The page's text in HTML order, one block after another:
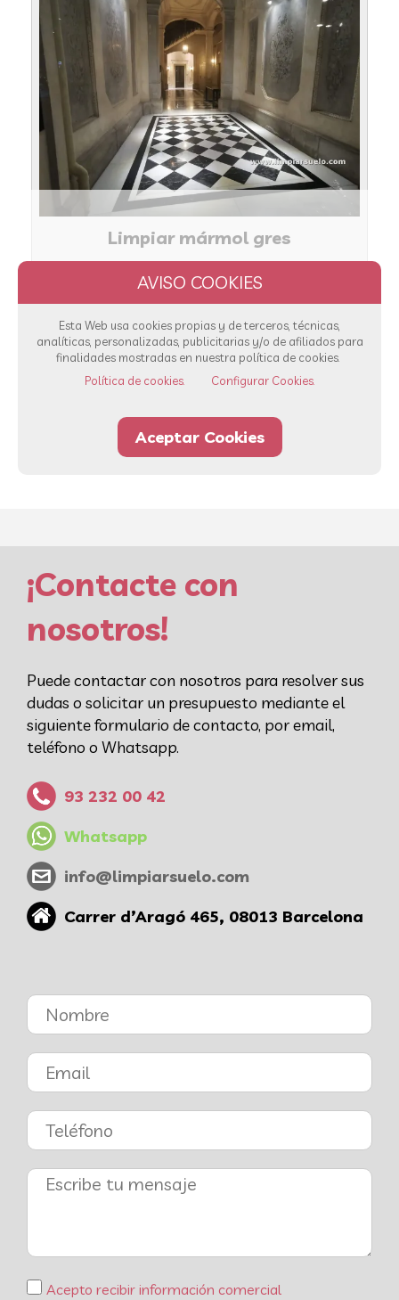
Limpiar mármol gres
Ver todos los servicios
93 232 00 42 Whatsapp
¡Contacte con
nosotros!
Puede contactar con nosotros para resolver sus
dudas o solicitar un presupuesto mediante el
siguiente formulario de contacto, por email,
teléfono o Whatsapp.
93 232 00 42
Whatsapp
info@limpiarsuelo.com
Carrer d’Aragó 465, 08013 Barcelona
Acepto recibir información comercial
Esta Web usa cookies propias y de terceros, técnicas,
analíticas, personalizadas, publicitarias y/o de afiliados para
finalidades mostradas en nuestra política de cookies.
Política de cookies.
Configurar Cookies.
Aceptar Cookies